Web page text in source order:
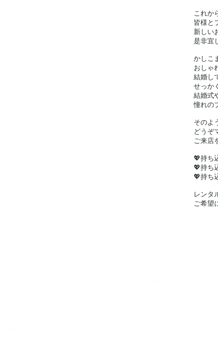
これか
皆様と
新しい
是非宜
かしこ
おしゃ
結婚し
せっか
結婚式
憧れの
そのよ
どうぞ
ご来店
💖持ち
💖持ち
💖持ち
レンタ
ご希望